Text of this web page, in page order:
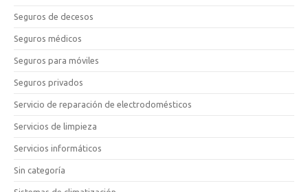
Seguros de decesos
Seguros médicos
Seguros para móviles
Seguros privados
Servicio de reparación de electrodomésticos
Servicios de limpieza
Servicios informáticos
Sin categoría